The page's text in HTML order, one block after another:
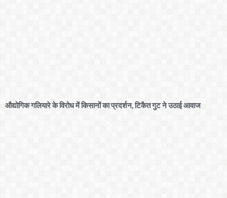
औद्योगिक गलियारे के विरोध में किसानों का प्रदर्शन, टिकैत गुट ने उठाई आवाज